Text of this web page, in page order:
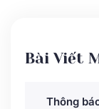
Bài Viết
Thông